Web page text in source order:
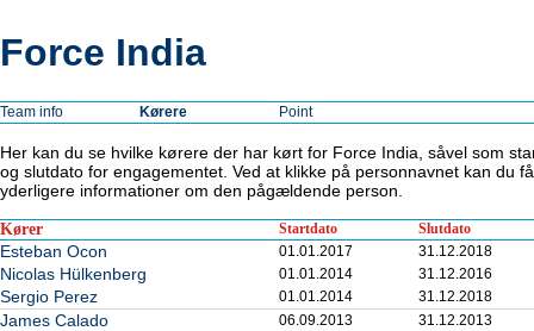
Force India
Team info Kørere Point
Her kan du se hvilke kørere der har kørt for Force India, såvel som
og slutdato for engagementet. Ved at klikke på personnavnet kan du få
yderligere informationer om den pågældende person.
Kører Startdato Slutdato
Esteban Ocon 01.01.2017 31.12.2018
Nicolas Hülkenberg 01.01.2014 31.12.2016
Sergio Perez 01.01.2014 31.12.2018
James Calado 06.09.2013 31.12.2013